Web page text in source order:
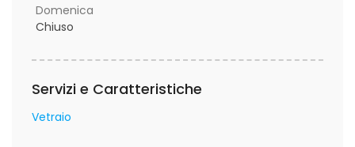
Domenica
Chiuso
Servizi e Caratteristiche
Vetraio